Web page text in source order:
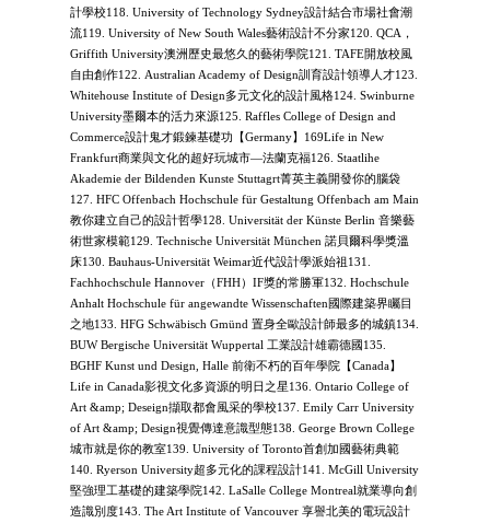
計學校118. University of Technology Sydney設計結合市場社會潮
流119. University of New South Wales藝術設計不分家120. QCA，
Griffith University澳洲歷史最悠久的藝術學院121. TAFE開放校風
自由創作122. Australian Academy of Design訓育設計領導人才123.
Whitehouse Institute of Design多元文化的設計風格124. Swinburne
University墨爾本的活力來源125. Raffles College of Design and
Commerce設計鬼才鍛鍊基礎功【Germany】169Life in New
Frankfurt商業與文化的超好玩城市—法蘭克福126. Staatlihe
Akademie der Bildenden Kunste Stuttagrt菁英主義開發你的腦袋
127. HFC Offenbach Hochschule für Gestaltung Offenbach am Main
教你建立自己的設計哲學128. Universität der Künste Berlin 音樂藝
術世家模範129. Technische Universität München 諾貝爾科學獎溫
床130. Bauhaus-Universität Weimar近代設計學派始祖131.
Fachhochschule Hannover（FHH）IF獎的常勝軍132. Hochschule
Anhalt Hochschule für angewandte Wissenschaften國際建築界矚目
之地133. HFG Schwäbisch Gmünd 置身全歐設計師最多的城鎮134.
BUW Bergische Universität Wuppertal 工業設計雄霸德國135.
BGHF Kunst und Design, Halle 前衛不朽的百年學院【Canada】
Life in Canada影視文化多資源的明日之星136. Ontario College of
Art &amp; Deseign擷取都會風采的學校137. Emily Carr University
of Art &amp; Design視覺傳達意識型態138. George Brown College
城市就是你的教室139. University of Toronto首創加國藝術典範
140. Ryerson University超多元化的課程設計141. McGill University
堅強理工基礎的建築學院142. LaSalle College Montreal就業導向創
造識別度143. The Art Institute of Vancouver 享譽北美的電玩設計